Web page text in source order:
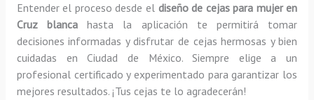
Entender el proceso desde el diseño de cejas para mujer en
Cruz blancahasta la aplicación te permitirá tomar
decisiones informadas y disfrutar de cejas hermosas y bien
cuidadas en Ciudad de México. Siempre elige a un
profesional certificado y experimentado para garantizar los
mejores resultados. ¡Tus cejas te lo agradecerán!